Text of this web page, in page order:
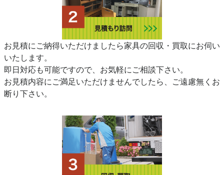
お見積にご納得いただけましたら家具の回収・買取にお伺い
いたします。
即日対応も可能ですので、お気軽にご相談下さい。
お見積内容にご満足いただけませんでしたら、ご遠慮無くお
断り下さい。